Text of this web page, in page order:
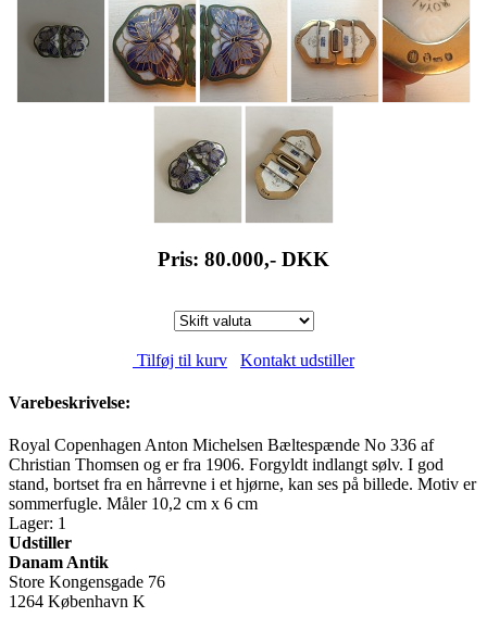
Pris: 80.000,- DKK
Tilføj til kurv Kontakt udstiller
Varebeskrivelse:
Royal Copenhagen Anton Michelsen Bæltespænde No 336 af
Christian Thomsen og er fra 1906. Forgyldt indlangt sølv. I god
stand, bortset fra en hårrevne i et hjørne, kan ses på billede. Motiv er
sommerfugle. Måler 10,2 cm x 6 cm
Lager: 1
Udstiller
Danam Antik
Store Kongensgade 76
1264 København K